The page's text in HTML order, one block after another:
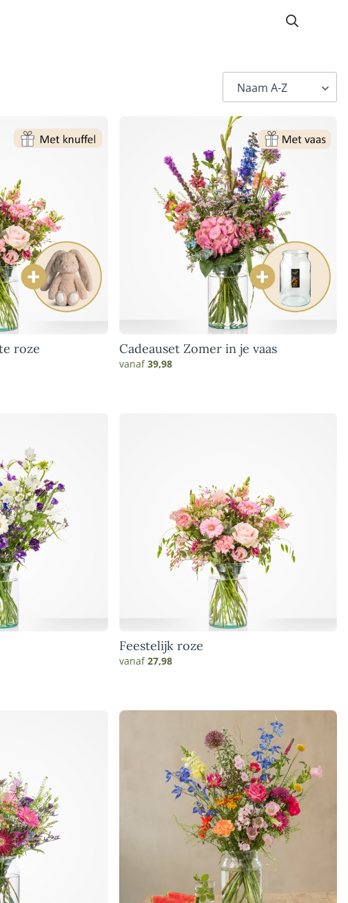
roze Cadeauset Zomer in je vaas
vanaf39,98
Feestelijk roze
vanaf27,98